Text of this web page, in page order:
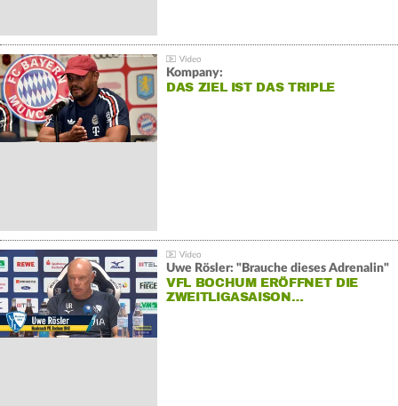
Kompany:
DAS ZIEL IST DAS TRIPLE
Uwe Rösler: "Brauche dieses Adrenalin"
VFL BOCHUM ERÖFFNET DIE
ZWEITLIGASAISON…